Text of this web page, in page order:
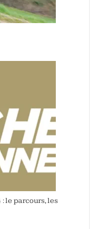
le parcours, les